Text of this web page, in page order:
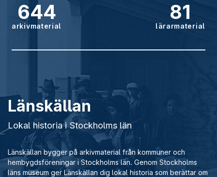
644
arkivmaterial
81
lärarmaterial
Länskällan
Lokal historia i Stockholms län
Länskällan bygger på arkivmaterial från kommuner och
hembygdsföreningar i Stockholms län. Genom Stockholms
läns museum ger Länskällan dig lokal historia som berättar om